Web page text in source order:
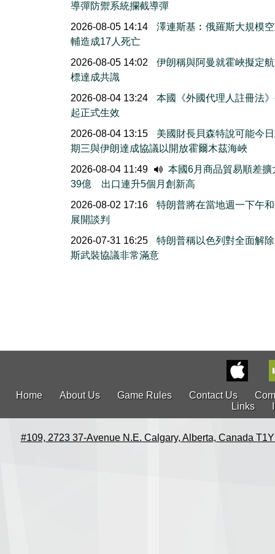
導彈防禦系統攔截導彈
2026-08-05 14:14
澤連斯基︰俄羅斯大規模
輔造成17人死亡
2026-08-05 14:02
伊朗稱與阿曼就霍峽擬定
標達成共識
2026-08-04 13:24
本國《外國代理人註冊法
起正式生效
2026-08-04 13:15
美國財長貝森特說可能今
期三與伊朗達成協議以開放霍爾木茲海峽
2026-08-04 11:49
本國6月商品貿易順差擴
39億 出口連升5個月創新高
2026-08-02 17:16
特朗普將在當地週一下午
展開談判
2026-07-31 16:25
特朗普稱以色列對全面解
斯武裝協議非常滿意
Home About Us Game Rules Contact Us
Links
#109, 2723 37-Avenue N.E. Calgary, Alberta, Canada